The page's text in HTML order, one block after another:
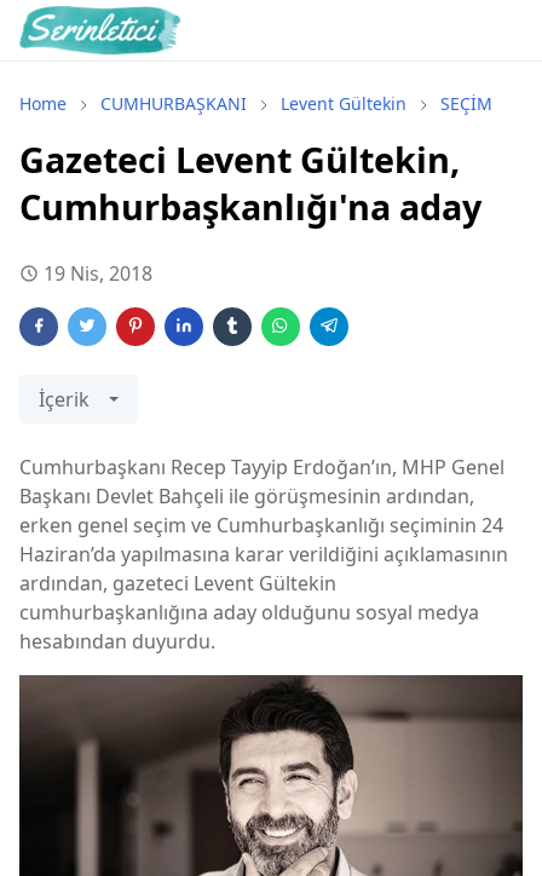
Home CUMHURBAŞKANI Levent Gültekin SEÇİM
Gazeteci Levent Gültekin,
Cumhurbaşkanlığı'na aday
19 Nis, 2018
İçerik
Cumhurbaşkanı Recep Tayyip Erdoğan’ın, MHP Genel
Başkanı Devlet Bahçeli ile görüşmesinin ardından,
erken genel seçim ve Cumhurbaşkanlığı seçiminin 24
Haziran’da yapılmasına karar verildiğini açıklamasının
ardından, gazeteci Levent Gültekin
cumhurbaşkanlığına aday olduğunu sosyal medya
hesabından duyurdu.